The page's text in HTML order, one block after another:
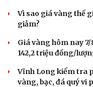
Cải chính
Vì sao giá vàng thế
giảm?
Giá vàng hôm nay
142,2 triệu đồng/
Vĩnh Long kiểm tra
vàng, bạc, đá quý vi